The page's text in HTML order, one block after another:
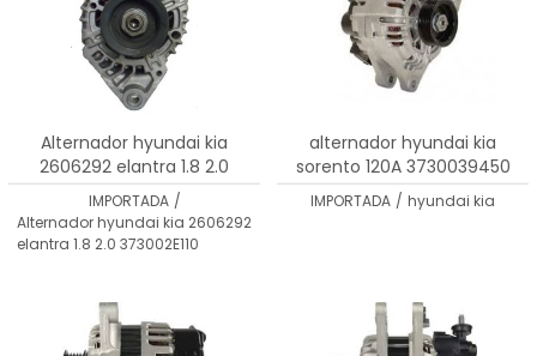
Alternador hyundai kia
2606292 elantra 1.8 2.0
373002E110
IMPORTADA /
Alternador hyundai kia 2606292
elantra 1.8 2.0 373002E110
alternador hyundai kia
sorento 120A 3730039450
IMPORTADA / hyundai kia